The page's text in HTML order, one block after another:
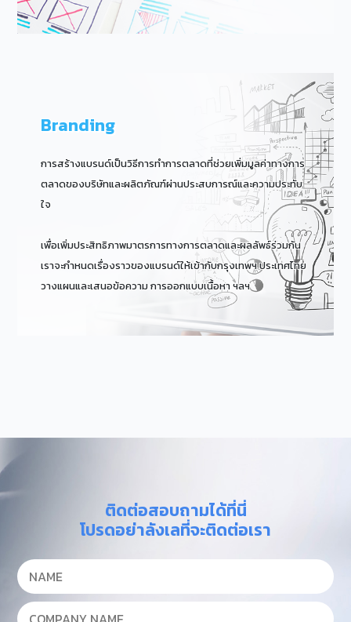
Branding
การสร้างแบรนด์เป็นวิธีการทำการตลาดที่ช่วยเพิ่มมูลค่าทางการ
ตลาดของบริษัทและผลิตภัณฑ์ผ่านประสบการณ์และความประทับ
ใจ
เพื่อเพิ่มประสิทธิภาพมาตรการทางการตลาดและผลลัพธ์ร่วมกัน
เราจะกำหนดเรื่องราวของแบรนด์ให้เข้ากับกรุงเทพฯ ประเทศไทย
วางแผนและเสนอข้อความ การออกแบบเนื้อหา ฯลฯ
ติดต่อสอบถามได้ที่นี่
โปรดอย่าลังเลที่จะติดต่อเรา